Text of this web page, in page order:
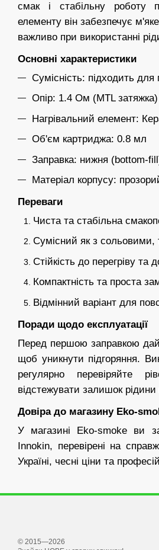
смак і стабільну роботу
елементу він забезпечує
важливо при використанні
Основні характеристики
Сумісність: підходить
Опір: 1.4 Ом (MTL затяжка)
Нагрівальний елемент:
Об'єм картриджа: 0.8 мл
Заправка: нижня (bottom-
Матеріал корпусу:
Переваги
Чиста та стабільна
Сумісний як з сольовими,
Стійкість до перегріву та
Компактність та проста
Відмінний варіант для
Поради щодо експлуатації
Перед першою заправкою
щоб уникнути підгоряння.
регулярно перевіряйте
відстежувати залишок
Довіра до магазину Eko-
У магазині Eko-smoke ви
Innokin, перевірені на
Україні, чесні ціни та
© 2015—2026